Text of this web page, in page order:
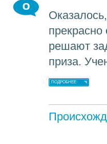
0
решают
приза.
ПОДРОБНЕЕ